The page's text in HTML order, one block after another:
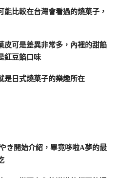
比較在台灣會看過的燒菓子，
皮可是差異非常多，內裡的甜餡
紅豆餡口味
是日式燒菓子的樂趣所在
き開始介紹，畢竟哆啦A夢的最